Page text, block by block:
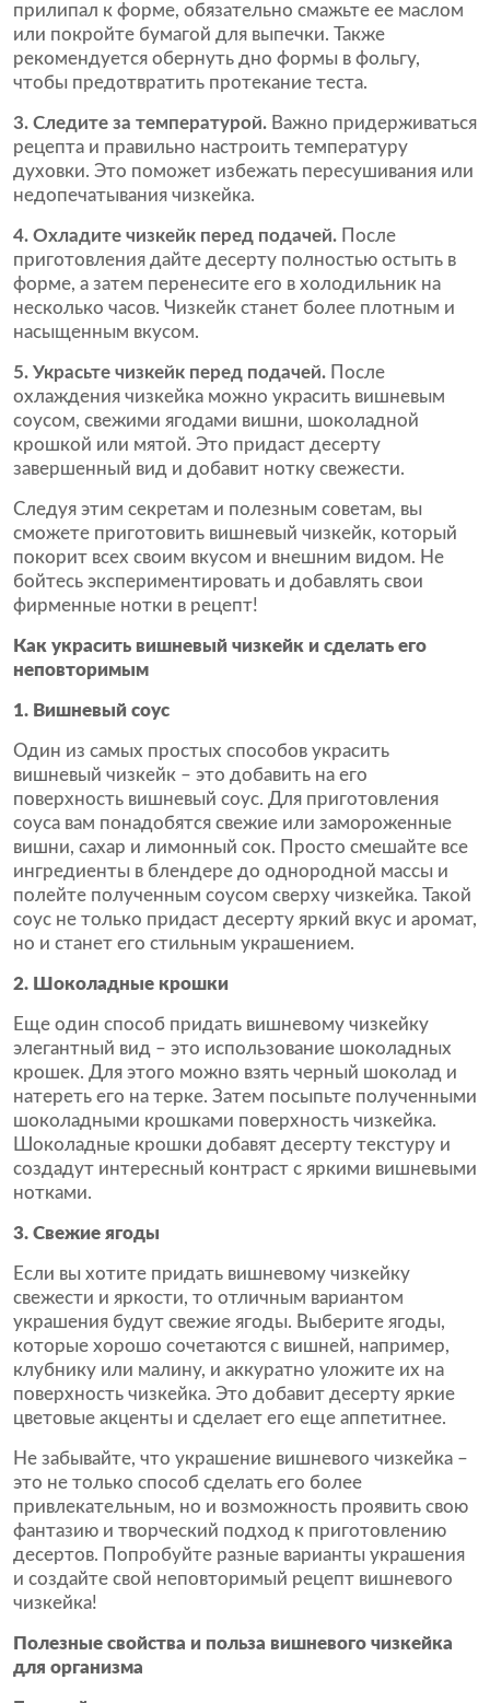
прилипал к форме, обязательно смажьте ее маслом
или покройте бумагой для выпечки. Также
рекомендуется обернуть дно формы в фольгу,
чтобы предотвратить протекание теста.
3. Следите за температурой. Важно придерживаться
рецепта и правильно настроить температуру
духовки. Это поможет избежать пересушивания или
недопечатывания чизкейка.
4. Охладите чизкейк перед подачей. После
приготовления дайте десерту полностью остыть в
форме, а затем перенесите его в холодильник на
несколько часов. Чизкейк станет более плотным и
насыщенным вкусом.
5. Украсьте чизкейк перед подачей. После
охлаждения чизкейка можно украсить вишневым
соусом, свежими ягодами вишни, шоколадной
крошкой или мятой. Это придаст десерту
завершенный вид и добавит нотку свежести.
Следуя этим секретам и полезным советам, вы
сможете приготовить вишневый чизкейк, который
покорит всех своим вкусом и внешним видом. Не
бойтесь экспериментировать и добавлять свои
фирменные нотки в рецепт!
Как украсить вишневый чизкейк и сделать его
неповторимым
1. Вишневый соус
Один из самых простых способов украсить
вишневый чизкейк – это добавить на его
поверхность вишневый соус. Для приготовления
соуса вам понадобятся свежие или замороженные
вишни, сахар и лимонный сок. Просто смешайте все
ингредиенты в блендере до однородной массы и
полейте полученным соусом сверху чизкейка. Такой
соус не только придаст десерту яркий вкус и аромат,
но и станет его стильным украшением.
2. Шоколадные крошки
Еще один способ придать вишневому чизкейку
элегантный вид – это использование шоколадных
крошек. Для этого можно взять черный шоколад и
натереть его на терке. Затем посыпьте полученными
шоколадными крошками поверхность чизкейка.
Шоколадные крошки добавят десерту текстуру и
создадут интересный контраст с яркими вишневыми
нотками.
3. Свежие ягоды
Если вы хотите придать вишневому чизкейку
свежести и яркости, то отличным вариантом
украшения будут свежие ягоды. Выберите ягоды,
которые хорошо сочетаются с вишней, например,
клубнику или малину, и аккуратно уложите их на
поверхность чизкейка. Это добавит десерту яркие
цветовые акценты и сделает его еще аппетитнее.
Не забывайте, что украшение вишневого чизкейка –
это не только способ сделать его более
привлекательным, но и возможность проявить свою
фантазию и творческий подход к приготовлению
десертов. Попробуйте разные варианты украшения
и создайте свой неповторимый рецепт вишневого
чизкейка!
Полезные свойства и польза вишневого чизкейка
для организма